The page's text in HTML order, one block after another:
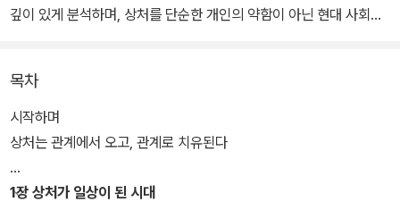
깊이 있게 분석하며, 상처를 단순한 개인의 약함이 아닌 현대 사회의
우는 것이 아니라 이해하고 함께 살아가는 법을 제안한다. 아울러 ‘연
결의 피로’, ‘디지털 시대의 감정노출’, ‘공감의 공동체’ 등 현대 사회
특유의 상처 환경을 날카롭게 통찰하면서, 성찰과 관계 회복의 용기
우는 감정 회복의 심리학이자, 관계의 윤리를 새롭게 모색하는 공감
목차
시작하며
상처는 관계에서 오고, 관계로 치유된다
1장 상처가 일상이 된 시대